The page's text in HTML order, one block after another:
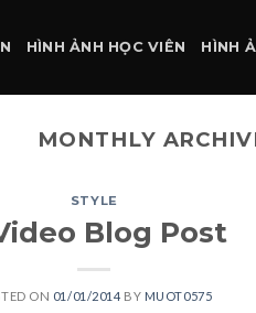
HÌNH ẢNH HỌC VIÊN HÌNH
MONTHLY
STYLE
Blog Post
ON 01/01/2014 BY MUOT0575